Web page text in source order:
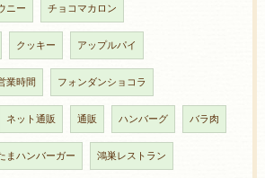
ニー チョコマカロン
クッキー アップルパイ
業時間 フォンダンショコラ
ネット通販 通販 ハンバーグ バラ肉
まハンバーガー 鴻巣レストラン